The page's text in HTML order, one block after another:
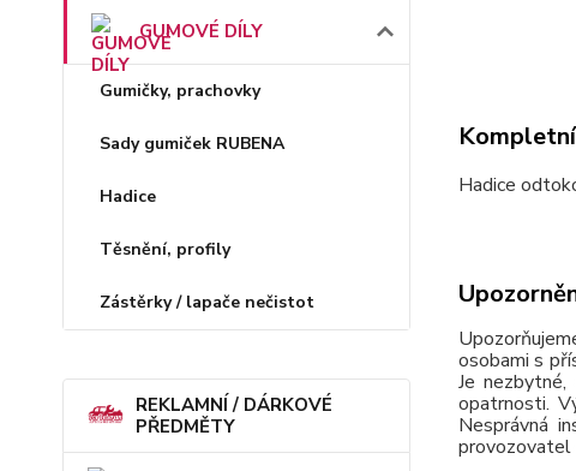
GUMOVÉ DÍLY
Gumičky, prachovky
Sady gumiček RUBENA
Hadice
Těsnění, profily
Zástěrky / lapače nečistot
REKLAMNÍ / DÁRKOVÉ
PŘEDMĚTY
Hadice
osobami s
Je
opatrnosti.
Nesprávná
provozovatel